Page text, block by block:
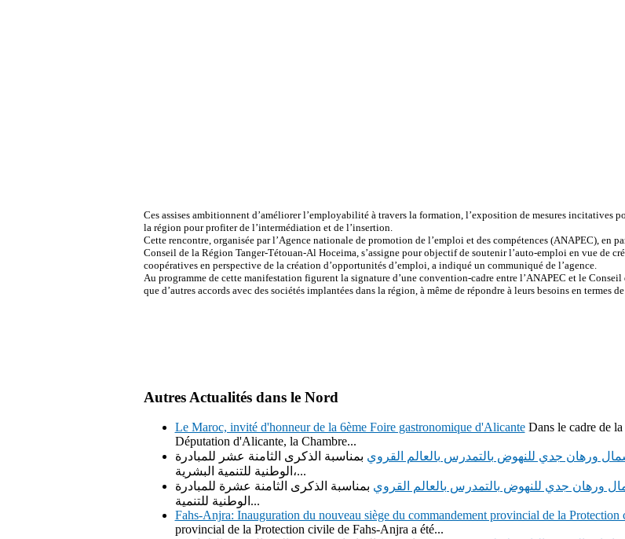
Ces assises ambitionnent d’améliorer l’employabilité à travers la formation, l’exposition de mesures incitatives
la région pour profiter de l’intermédiation et de l’insertion.
Cette rencontre, organisée par l’Agence nationale de promotion de l’emploi et des compétences (ANAPEC), en
Conseil de la Région Tanger-Tétouan-Al Hoceima, s’assigne pour objectif de soutenir l’auto-emploi en vue de
coopératives en perspective de la création d’opportunités d’emploi, a indiqué un communiqué de l’agence.
Au programme de cette manifestation figurent la signature d’une convention-cadre entre l’ANAPEC et le
que d’autres accords avec des sociétés implantées dans la région, à même de répondre à leurs besoins en termes
Autres Actualités dans le Nord
Le Maroc, invité d'honneur de la 6ème Foire gastronomique d'AlicanteDans le cadre de
Députation d'Alicante, la Chambre...
ورهان جدي للنهوض بالتمدرس بالعالم القروي بمناسبة الذكرى الثامنة عشر للمبادرة
الوطنية للتنمية البشرية،...
ورهان جدي للنهوض بالتمدرس بالعالم القروي بمناسبة الذكرى الثامنة عشرة للمبادرة
الوطنية للتنمية...
Fahs-Anjra: Inauguration du nouveau siège du commandement provincial de la Protection
provincial de la Protection civile de Fahs-Anjra a été...